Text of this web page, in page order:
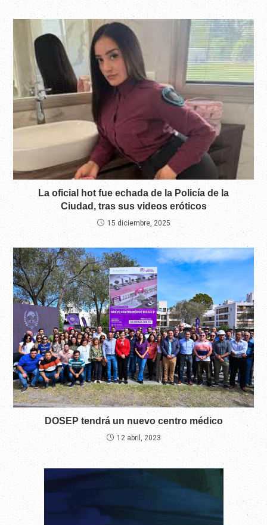
La oficial hot fue echada de la Policía de la
Ciudad, tras sus videos eróticos
15 diciembre, 2025
DOSEP tendrá un nuevo centro médico
12 abril, 2023